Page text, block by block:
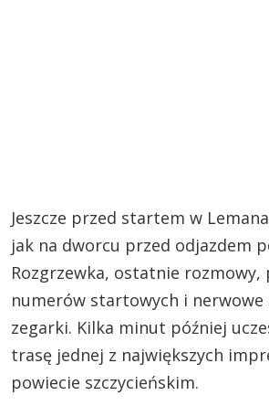
Jeszcze przed startem w
jak na dworcu przed odjazdem
Rozgrzewka, ostatnie rozmowy,
numerów startowych i nerwowe
zegarki. Kilka minut później
trasę jednej z największych
powiecie szczycieńskim.